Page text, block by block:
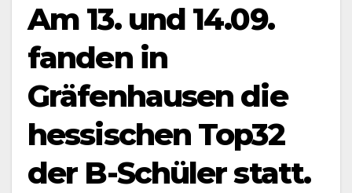
Am 13. und 14.09.
fanden in
Gräfenhausen die
hessischen Top32
der B-Schüler statt.